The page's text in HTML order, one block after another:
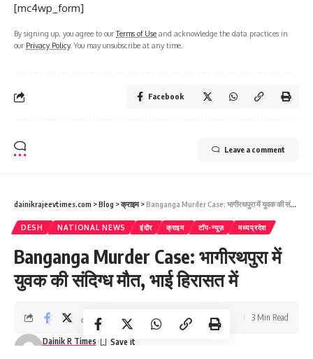
[mc4wp_form]
By signing up, you agree to ourTerms of Use and acknowledge the data practices in
our Privacy Policy. You may unsubscribe at any time.
Facebook
Leave a comment
dainikrajeevtimes.com >Blog >क्राइम>Banganga Murder Case: भागीरथपुरा में युवक की संदिग्ध मौत, भाई हिरासत में
DESH NATIONAL NEWS इंदौर क्राइम टॉप-न्यूज़ मध्यप्रदेश
Banganga Murder Case: भागीरथपुरा में
युवक की संदिग्ध मौत, भाई हिरासत में
Dainik R Times
3 Min Read